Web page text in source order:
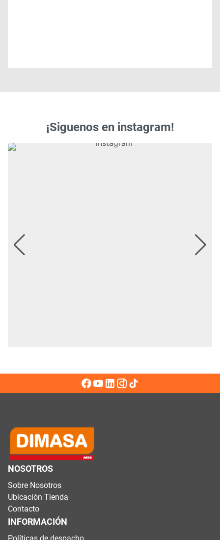
¡Siguenos en instagram!
NOSOTROS
Sobre Nosotros
Ubicación Tienda
Contacto
INFORMACIÓN